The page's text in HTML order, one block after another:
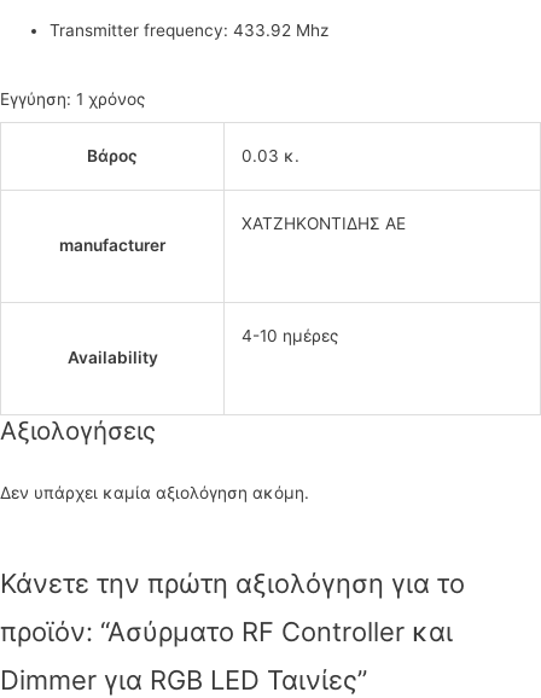
Transmitter frequency: 433.92 Mhz
Εγγύηση: 1 χρόνος
Βάρος 0.03 κ.
manufacturer
ΧΑΤΖΗΚΟΝΤΙΔΗΣ ΑΕ
Availability
4-10 ημέρες
Αξιολογήσεις
Δεν υπάρχει καμία αξιολόγηση ακόμη.
Κάνετε την πρώτη αξιολόγηση για το
προϊόν: “Ασύρματο RF Controller και
Dimmer για RGB LED Ταινίες”